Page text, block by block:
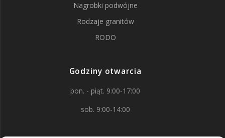
Nagrobki podwójne
Rodzaje granitów
RODO
Godziny otwarcia
pon. - piąt. 9:00-17:00
sob. 9:00-14:00